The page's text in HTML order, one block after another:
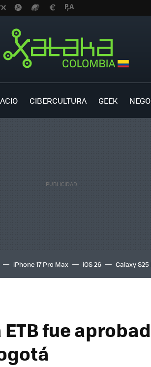
CIBERCULTURA GEEK
iPhone 17 Pro Max iOS 26 Galaxy S25
fue